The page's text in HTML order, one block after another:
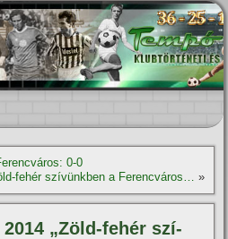
0-0
fehér szí­vünkben a Ferencváros… »
„Zöld-fehér szí­